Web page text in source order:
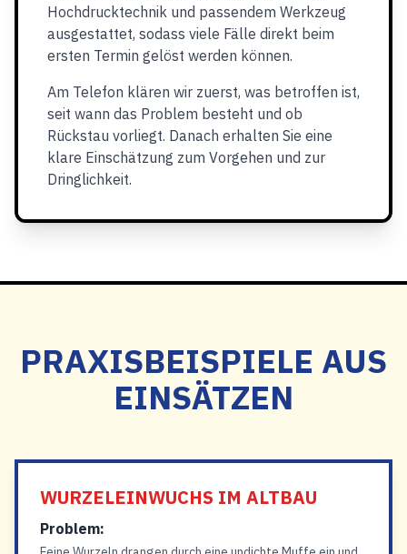
Hochdrucktechnik und passendem Werkzeug
ausgestattet, sodass viele Fälle direkt beim
ersten Termin gelöst werden können.
Am Telefon klären wir zuerst, was betroffen ist,
seit wann das Problem besteht und ob
Rückstau vorliegt. Danach erhalten Sie eine
klare Einschätzung zum Vorgehen und zur
Dringlichkeit.
PRAXISBEISPIELE AUS
EINSÄTZEN
WURZELEINWUCHS IM ALTBAU
Problem: